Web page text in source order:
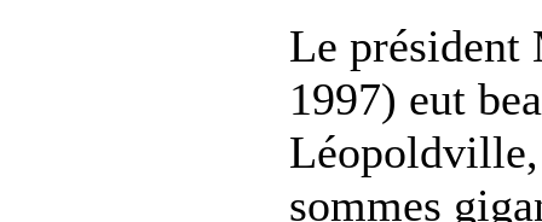
Le président
1997) eut
sommes